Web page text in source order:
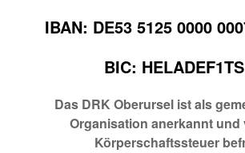
IBAN: DE53 5125 0000
BIC:
Das DRK Oberursel ist als
Organisation anerkannt und
Körperschaftssteuer